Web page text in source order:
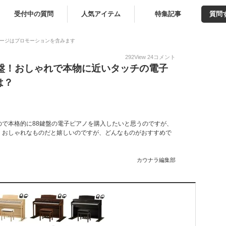
受付中の質問 人気アイテム 特集記事 質問
ジはプロモーションを含みます
292View 24コメント
！おしゃれで本物に近いタッチの電子
本格的に88鍵盤の電子ピアノを購入したいと思うのですが、
しゃれなものだと嬉しいのですが、どんなものがおすすめで
カウナラ編集部